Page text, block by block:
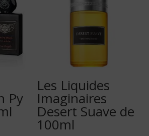
Py
Les Liquides
Imaginaires
Desert Suave de
100ml